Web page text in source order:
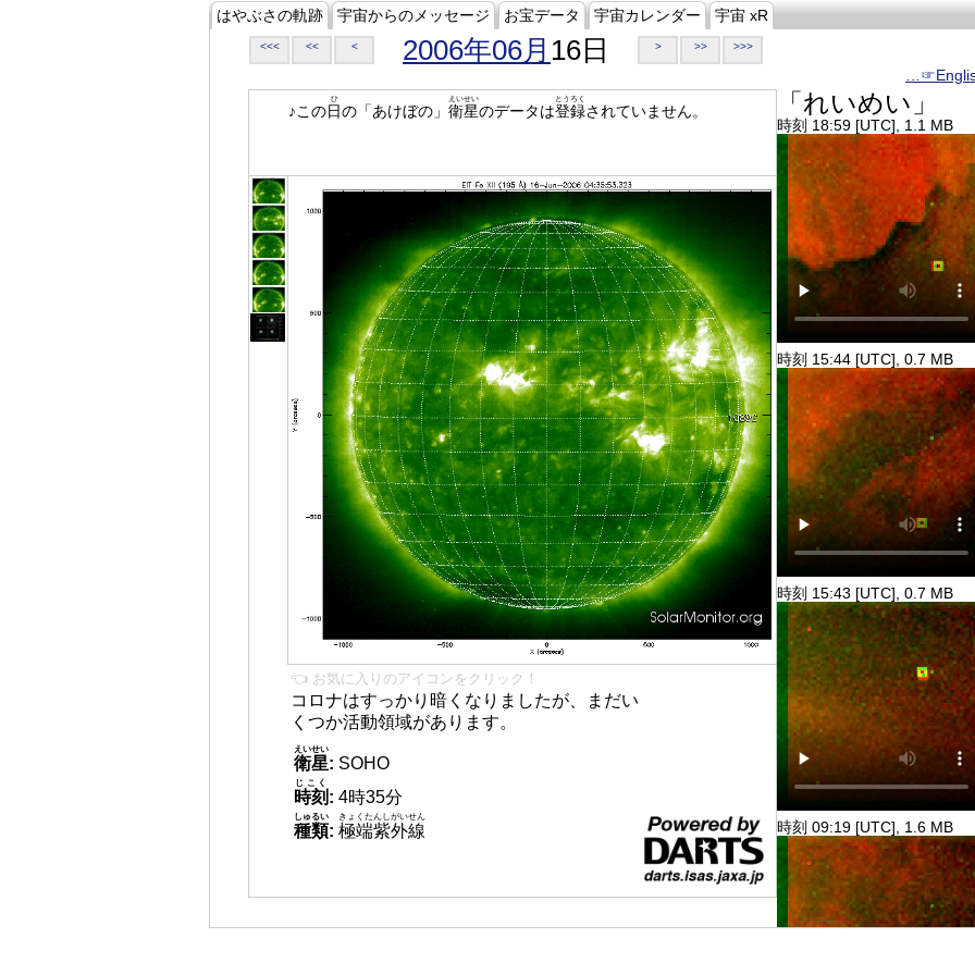
はやぶさの軌跡 宇宙からのメッセージ お宝データ 宇宙カレンダー 宇宙 xR
<<< << < 2006年06月 16日 > >> >>>
♪この日
ひ
の「あけぼの」 衛星
えいせい
のデータは登録
とうろく
されていません。
👈 お気に入りのアイコンをクリック！
コロナはすっかり暗くなりましたが、まだい
くつか活動領域があります。
衛星
えいせい
: SOHO
時刻
じこく
: 4時35分
種類
しゅるい
: 極端紫外線
きょくたんしがいせん
「れいめい」
時刻 18:59 [UTC], 1.1 MB
時刻 15:44 [UTC], 0.7 MB
時刻 15:43 [UTC], 0.7 MB
時刻 09:19 [UTC], 1.6 MB